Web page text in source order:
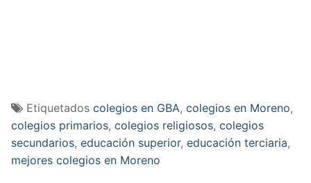
Etiquetados colegios en GBA, colegios en Moreno,
colegios primarios, colegios religiosos, colegios
secundarios, educación superior, educación terciaria,
mejores colegios en Moreno